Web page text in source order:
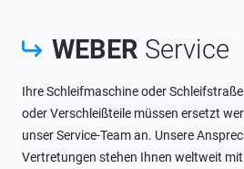
WEBER Service
Ihre Schleifmaschine oder
oder Verschleißteile müssen ersetzt
unser Service-Team an. Unsere
Vertretungen stehen Ihnen weltweit